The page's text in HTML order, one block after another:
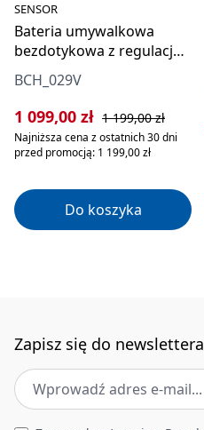
SENSOR
Bateria umywalkowa
bezdotykowa z regulacją
temperatury - 230/6V
BCH_029V
Cena sprzedaży:
1 099,00 zł Cena regularna:
1 199,00 zł
Najniższa cena z ostatnich 30 dni
przed promocją: 1 199,00 zł
Do koszyka
Zapisz się do newslettera
Adres e-mail *